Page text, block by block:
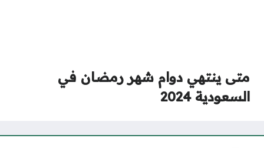
متى ينتهي دوام شهر رمضان في
السعودية 2024